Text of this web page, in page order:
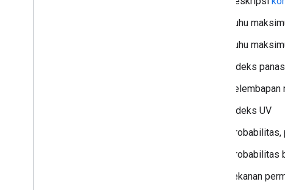
Suhu
Suhu
Indeks panas
Indeks UV
Probabilitas
Tekanan